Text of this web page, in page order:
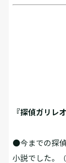
『探偵ガリレオ
●今までの探
小説でした。